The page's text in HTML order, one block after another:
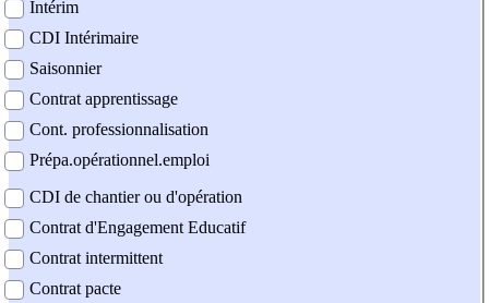
Intérim
CDI Intérimaire
Saisonnier
Contrat apprentissage
Cont. professionnalisation
Prépa.opérationnel.emploi
CDI de chantier ou d'opération
Contrat d'Engagement Educatif
Contrat intermittent
Contrat pacte